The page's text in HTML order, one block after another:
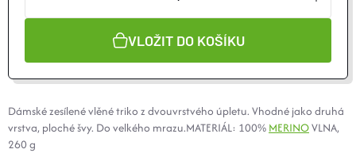
VLOŽIT DO KOŠÍKU
Dámské zesílené vlěné triko z dvouvrstvého úpletu. Vhodné jako druhá
vrstva, ploché švy. Do velkého mrazu.MATERIÁL: 100% MERINOVLNA,
260 g